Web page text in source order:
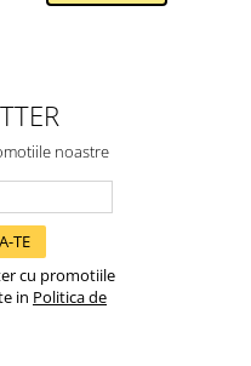
noastre
cu promotiile
in Politica de